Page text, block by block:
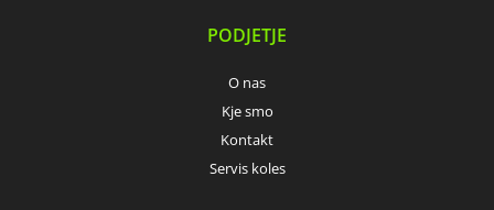
PODJETJE
O nas
Kje smo
Kontakt
Servis koles